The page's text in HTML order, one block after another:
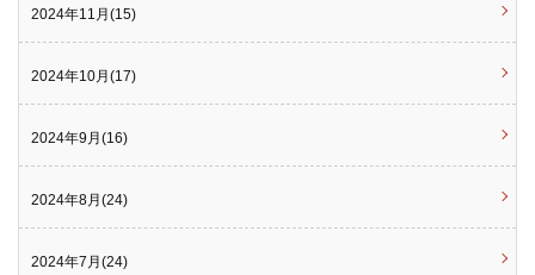
2024年11月(15)
2024年10月(17)
2024年9月(16)
2024年8月(24)
2024年7月(24)